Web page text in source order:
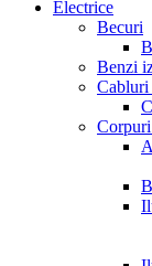
Electrice
Becuri
Benzi
Cabluri